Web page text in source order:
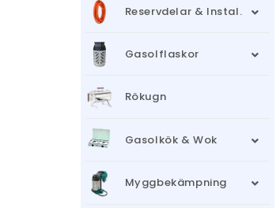
Reservdelar & Instal.
Gasolflaskor
Rökugn
Gasolkök & Wok
Myggbekämpning